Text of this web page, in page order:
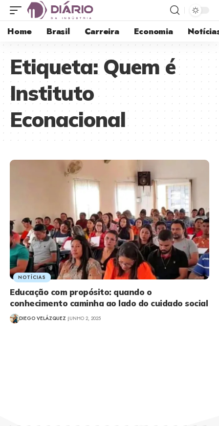
Home Brasil Carreira Economia
Etiqueta:Quem é
Instituto
Econacional
NOTÍCIAS
Educação com propósito: quando o
conhecimento caminha ao lado do cuidado social
DIEGO VELÁZQUEZ JUNHO 2, 2025